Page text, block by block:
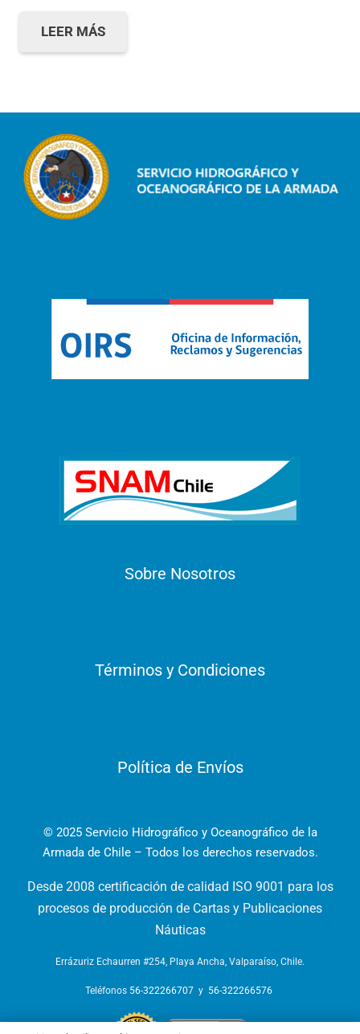
LEER MÁS
Sobre Nosotros
Términos y Condiciones
Política de Envíos
© 2025 Servicio Hidrográfico y Oceanográfico de la
Armada de Chile – Todos los derechos reservados.
Desde 2008 certificación de calidad ISO 9001 para los
procesos de producción de Cartas y Publicaciones
Náuticas
Errázuriz Echaurren #254, Playa Ancha, Valparaíso, Chile.
Teléfonos 56-322266707 y 56-322266576